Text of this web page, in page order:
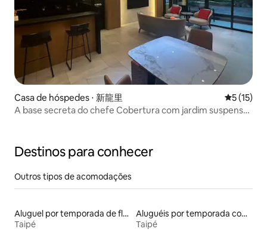
Casa de hóspedes ⋅ 新龍里 5 de uma
5 (15)
A base secreta do chefe Cobertura com jardim suspenso
Destinos para conhecer
Outros tipos de acomodações
Aluguel por temporada de flats
Taipé
Aluguéis por temporada com suítes privativas
Taipé